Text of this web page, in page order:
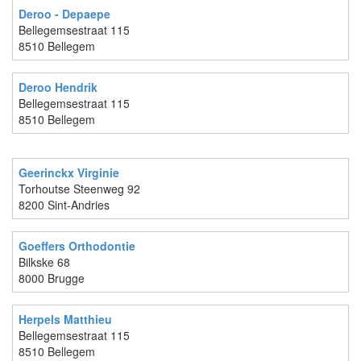
Deroo - Depaepe
Bellegemsestraat 115
8510 Bellegem
Deroo Hendrik
Bellegemsestraat 115
8510 Bellegem
Geerinckx Virginie
Torhoutse Steenweg 92
8200 Sint-Andries
Goeffers Orthodontie
Bilkske 68
8000 Brugge
Herpels Matthieu
Bellegemsestraat 115
8510 Bellegem